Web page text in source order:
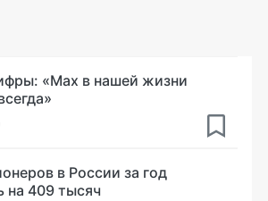
«Мах в нашей жизни
в России за год
на 409 тысяч